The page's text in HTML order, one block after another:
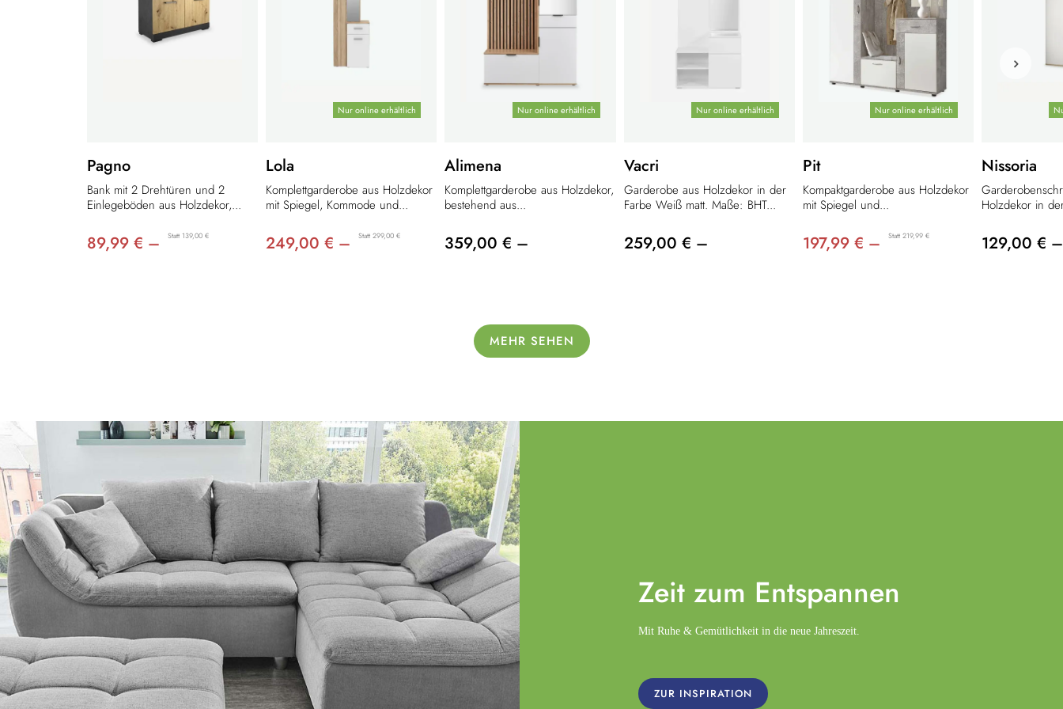
Pagno
Bank mit 2 Drehtüren und 2
Einlegeböden aus Holzdekor,...
89,99 € – Statt 139,00 €
Nur online erhältlich
Lola
Komplettgarderobe aus Holzdekor
mit Spiegel, Kommode und...
249,00 € – Statt 299,00 €
Nur online erhältlich
Alimena
Komplettgarderobe aus Holzdekor,
bestehend aus...
359,00 € –
Nur online erhältlich
Vacri
Garderobe aus Holzdekor in der
Farbe Weiß matt. Maße: BHT...
259,00 € –
Nur online erhältlich
Pit
Kompaktgarderobe aus Holzdekor
mit Spiegel und...
197,99 € – Statt 219,99 €
Nissoria
Holzdekor in
129,00 € –
MEHR SEHEN
Zeit zum Entspannen
Mit Ruhe & Gemütlichkeit in die neue Jahreszeit.
ZUR INSPIRATION